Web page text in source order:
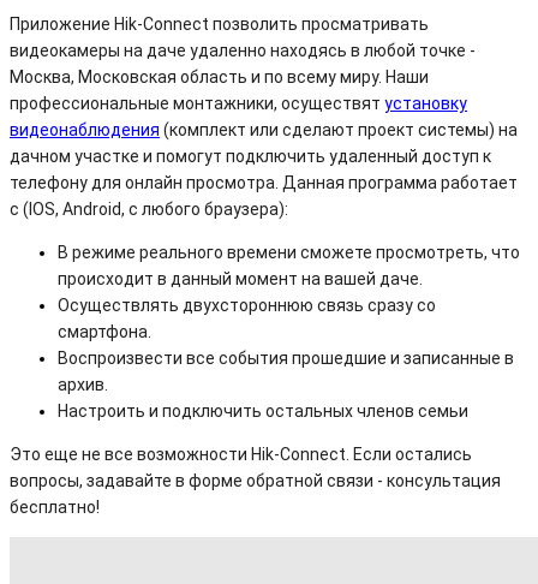
Приложение Hik-Connect позволить просматривать
видеокамеры на даче удаленно находясь в любой точке -
Москва, Московская область и по всему миру. Наши
профессиональные монтажники, осуществят установку
видеонаблюдения (комплект или сделают проект системы) на
дачном участке и помогут подключить удаленный доступ к
телефону для онлайн просмотра. Данная программа работает
с (IOS, Android, c любого браузера):
В режиме реального времени сможете просмотреть, что
происходит в данный момент на вашей даче.
Осуществлять двухстороннюю связь сразу со
смартфона.
Воспроизвести все события прошедшие и записанные в
архив.
Настроить и подключить остальных членов семьи
Это еще не все возможности Hik-Connect. Если остались
вопросы, задавайте в форме обратной связи - консультация
бесплатно!